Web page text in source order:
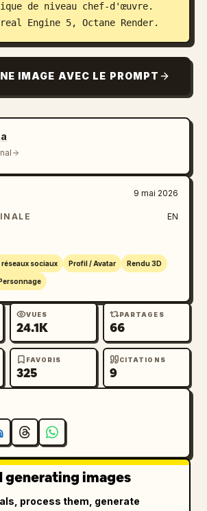
de niveau chef-d'œuvre.
Engine 5, Octane Render.
IMAGE AVEC LE PROMPT
9 mai 2026
EN
sociaux Profil / Avatar Rendu 3D
VUES
24.1K
PARTAGES
66
FAVORIS
325
CITATIONS
9
generating images
process them, generate